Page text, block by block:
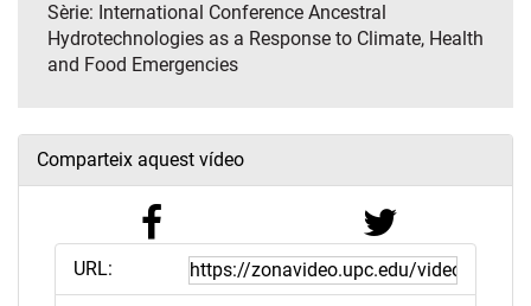
Sèrie: International Conference Ancestral
Hydrotechnologies as a Response to Climate, Health
and Food Emergencies
Comparteix aquest vídeo
URL: